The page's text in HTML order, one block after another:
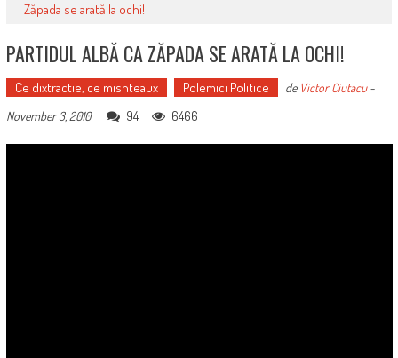
Zăpada se arată la ochi!
PARTIDUL ALBĂ CA ZĂPADA SE ARATĂ LA OCHI!
Ce dixtractie, ce mishteaux Polemici Politice de Victor Ciutacu-
November 3, 2010
94 6466